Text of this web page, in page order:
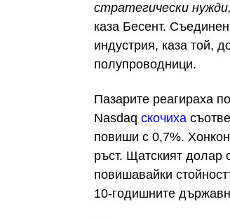
стратегически
каза Бесент.
индустрия, каза той,
полупроводници.
Пазарите реагираха
Nasdaq скочиха
повиши с 0,7%.
ръст. Щатският долар
повишавайки
10-годишните